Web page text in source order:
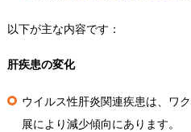
以下が主な内容です：
肝疾患の変化
ウイルス性肝炎関連疾患は、ワ
展により減少傾向にあります。